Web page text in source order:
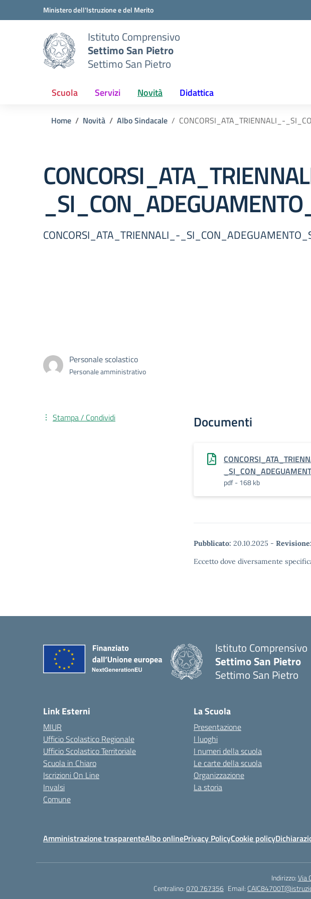
Vai ai contenuti
Vai al menu di navigazioneMinistero dell'Istruzione e del Merito
Istituto Comprensivo
Settimo San Pietro
Settimo San Pietro
Scuola Servizi Novità Didattica
Home Novità Albo Sindacale CONCORSI_ATA_TRIENNALI_-
CONCORSI_ATA_TRIENNALI_-
Personale scolastico
Personale amministrativo
Documenti
pdf - 168 kb
Pubblicato: 20.10.2025 - Revisione:
Eccetto dove diversamente
Stampa / Condividi
Istituto Comprensivo
Settimo San Pietro
Settimo San Pietro
Link Esterni
MIUR
Ufficio Scolastico Regionale
Ufficio Scolastico Territoriale
Scuola in Chiaro
Iscrizioni On Line
Invalsi
Comune
La Scuola
Presentazione
I luoghi
I numeri della scuola
Le carte della scuola
Organizzazione
La storia
Amministrazione trasparenteAlbo onlinePrivacy PolicyCookie policy
Indirizzo:Via
Centralino:070 767356 Email: